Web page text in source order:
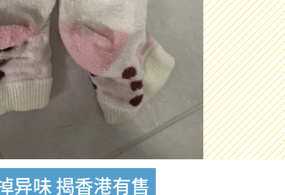
异味 揭香港有售